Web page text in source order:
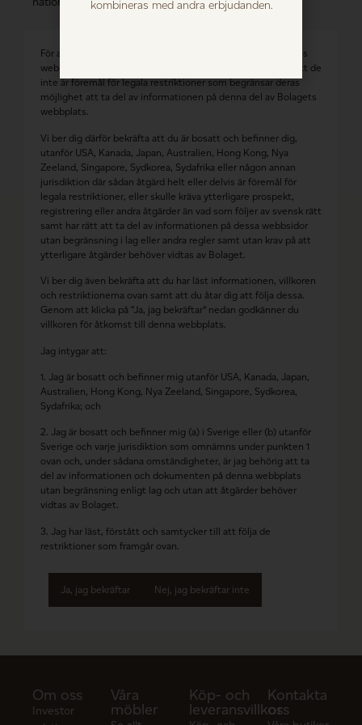
För att få tillgång till informationen på denna del av Bolagets
webbplats måste samtliga personer först försäkra sig om att de
inte är föremål för legala restriktioner som begränsar deras
möjlighet att ta del av informationen på denna del av Bolagets
webbplats.
Vi ber dig därför bekräfta att du är bosatt och befinner dig,
utanför USA, Kanada, Japan, Australien, Hong Kong, Nya
Zeeland, Singapore, Sydkorea, Sydafrika eller någon annan
jurisdiktion där sådan åtgärd helt eller delvis är föremål för
legala restriktioner, eller skulle kräva ytterligare prospekt,
registrering eller andra åtgärder än vad som följer av svensk rätt
samt har rätt att ta del av informationen på dessa webbsidor
utan begränsning i lag eller andra regler samt utan krav på att
ytterligare åtgärder behöver vidtas av Bolaget.
Vi ber dig även bekräfta att du har läst informationen, villkoren
och restriktionerna ovan samt att du åtar dig att följa dessa.
Genom att klicka på “Ja, jag bekräftar” nedan godkänner du
villkoren för åtkomst till denna webbplats.
Jag intygar att:
1. Jag är bosatt och befinner mig utanför USA, Kanada, Japan,
Australien, Hong Kong, Nya Zeeland, Singapore, Sydkorea,
Sydafrika; och
2. Jag är bosatt och befinner mig (a) i Sverige eller (b) utanför
Sverige och varje jurisdiktion som omnämns under punkten 1
ovan och, under sådana omständigheter, är jag behörig att ta
del av informationen och dokumenten på denna webbplats
utan begränsning enligt lag och utan att åtgärder behöver
vidtas av Bolaget.
3. Jag har läst, förstått och samtycker till att följa de
restriktioner som framgår ovan.
Ja, jag bekräftar Nej, jag bekräftar inte
Om oss
Investor
Våra
möbler
Köp- och
leveransvillkor
Kontakta
oss
kombineras med andra erbjudanden.